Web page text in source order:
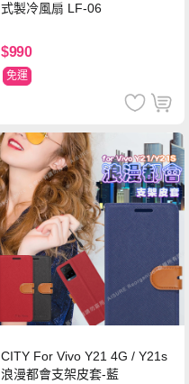
式製冷風扇 LF-06
$990
免運
CITY For Vivo Y21 4G / Y21s
浪漫都會支架皮套-藍